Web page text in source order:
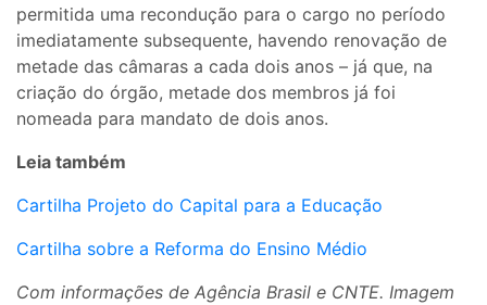
permitida uma recondução para o cargo no período
imediatamente subsequente, havendo renovação de
metade das câmaras a cada dois anos – já que, na
criação do órgão, metade dos membros já foi
nomeada para mandato de dois anos.
Leia também
Cartilha Projeto do Capital para a Educação
Cartilha sobre a Reforma do Ensino Médio
Com informações de Agência Brasil e CNTE. Imagem